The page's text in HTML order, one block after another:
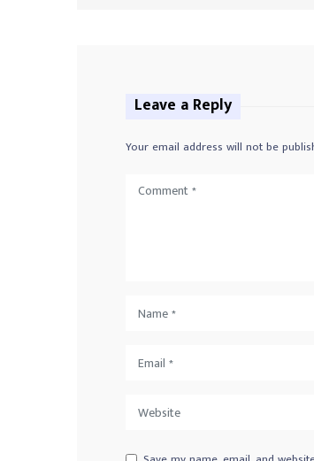
Leave a Reply
Your email address will not be